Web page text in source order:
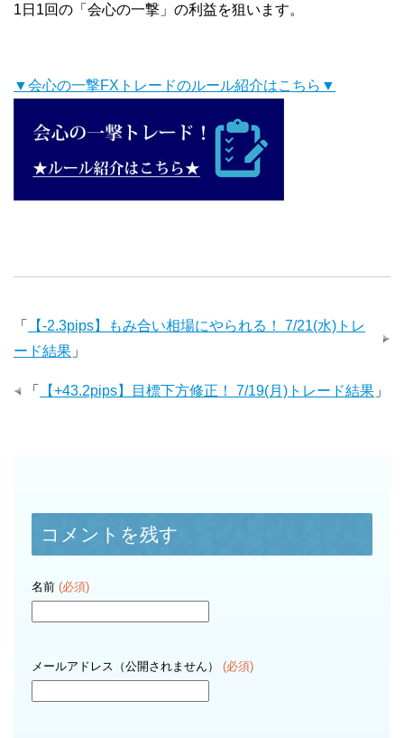
1日1回の「会心の一撃」の利益を狙います。
▼会心の一撃FXトレードのルール紹介はこちら▼
「
【-2.3pips】もみ合い相場にやられる！ 7/21(水)トレ
ード結果 」
「 【+43.2pips】目標下方修正！ 7/19(月)トレード結果 」
コメントを残す
名前 (必須)
メールアドレス（公開されません） (必須)